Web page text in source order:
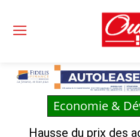
Economie &
Hausse du prix des